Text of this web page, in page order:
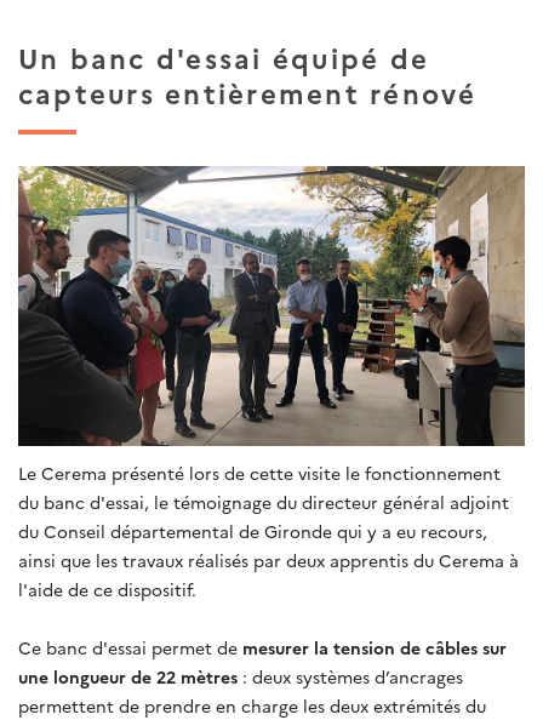
Un banc d'essai équipé de
capteurs entièrement rénové
Le Cerema présenté lors de cette visite le fonctionnement
du banc d'essai, le témoignage du directeur général adjoint
du Conseil départemental de Gironde qui y a eu recours,
ainsi que les travaux réalisés par deux apprentis du Cerema à
l'aide de ce dispositif.
Ce banc d'essai permet de mesurer la tension de câbles sur
une longueur de 22 mètres : deux systèmes d’ancrages
permettent de prendre en charge les deux extrémités du